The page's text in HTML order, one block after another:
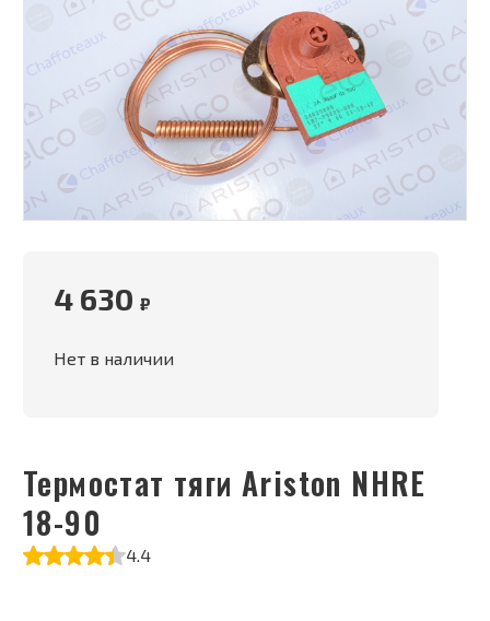
Термостат тяги Ariston NHRE
18-90
4.4
4 630 ₽
Нет в наличии